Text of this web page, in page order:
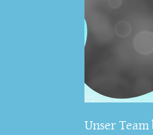
Unser